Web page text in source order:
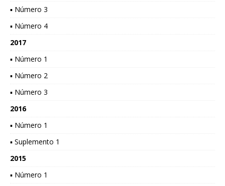
▪ Número 3
▪ Número 4
2017
▪ Número 1
▪ Número 2
▪ Número 3
2016
▪ Número 1
▪ Suplemento 1
2015
▪ Número 1